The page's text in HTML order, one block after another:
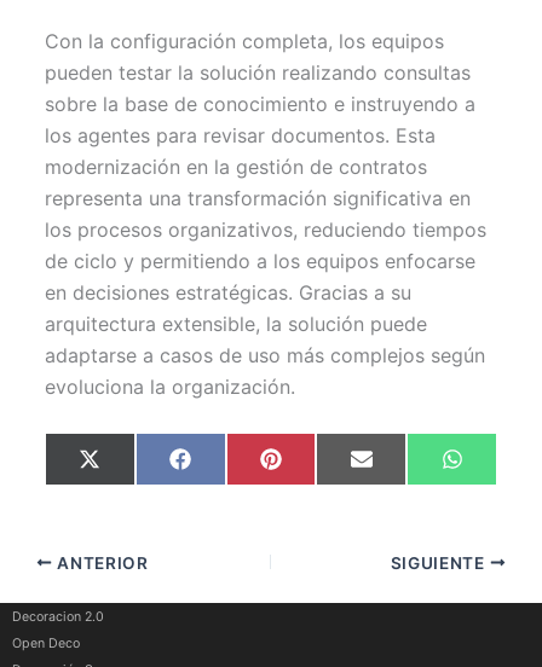
Con la configuración completa, los equipos
pueden testar la solución realizando consultas
sobre la base de conocimiento e instruyendo a
los agentes para revisar documentos. Esta
modernización en la gestión de contratos
representa una transformación significativa en
los procesos organizativos, reduciendo tiempos
de ciclo y permitiendo a los equipos enfocarse
en decisiones estratégicas. Gracias a su
arquitectura extensible, la solución puede
adaptarse a casos de uso más complejos según
evoluciona la organización.
Compartir
en
X
(
t
t
r
)
Compartir
en
F
a
Compartir
en
P
i
t
Compartir
en
E
m en
W
h
A
p
ANTERIOR SIGUIENTE
Decoracion 2.0
Open Deco